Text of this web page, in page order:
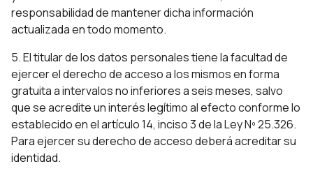
responsabilidad de mantener dicha información
actualizada en todo momento.
5. El titular de los datos personales tiene la facultad de
ejercer el derecho de acceso a los mismos en forma
gratuita a intervalos no inferiores a seis meses, salvo
que se acredite un interés legítimo al efecto conforme lo
establecido en el artículo 14, inciso 3 de la Ley Nº 25.326.
Para ejercer su derecho de acceso deberá acreditar su
identidad.